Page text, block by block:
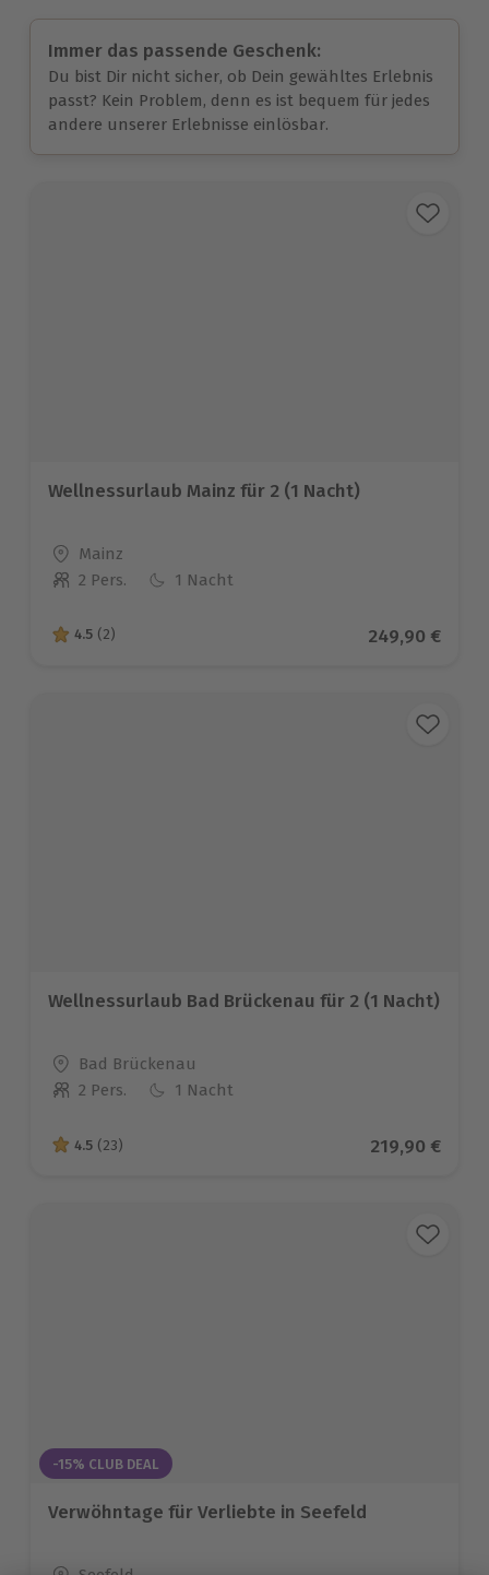
Immer das passende Geschenk:
Du bist Dir nicht sicher, ob Dein gewähltes Erlebnis
passt? Kein Problem, denn es ist bequem für jedes
andere unserer Erlebnisse einlösbar.
Wellnessurlaub Mainz für 2 (1 Nacht)
Standort
Mainz
Anzahl der Teilnehmer
2 Pers. 1 Nacht
4.5 von 5 Sternen basierend auf 2 Bewertungen
4.5 (2) Aktueller
249,90 €
Wellnessurlaub Bad Brückenau für 2 (1 Nacht)
Standort
Bad Brückenau
Anzahl der Teilnehmer
2 Pers. 1 Nacht
4.5 von 5 Sternen basierend auf 23 Bewertungen
4.5 (23) Aktueller
219,90 €
-15% CLUB DEAL
Verwöhntage für Verliebte in Seefeld